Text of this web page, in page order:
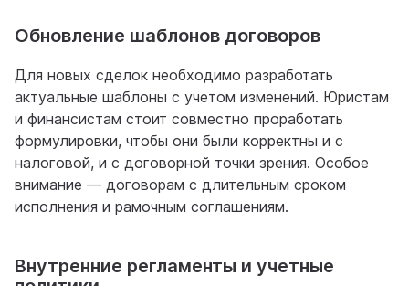
Обновление шаблонов договоров
Для новых сделок необходимо разработать
актуальные шаблоны с учетом изменений. Юристам
и финансистам стоит совместно проработать
формулировки, чтобы они были корректны и с
налоговой, и с договорной точки зрения. Особое
внимание — договорам с длительным сроком
исполнения и рамочным соглашениям.
Внутренние регламенты и учетные